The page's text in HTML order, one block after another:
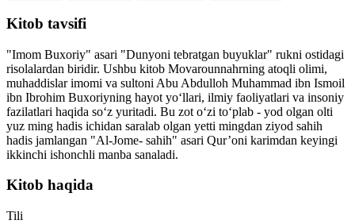
Kitob tavsifi
"Imom Buxoriy" asari "Dunyoni tebratgan buyuklar" rukni ostidagi
risolalardan biridir. Ushbu kitob Movarounnahrning atoqli olimi,
muhaddislar imomi va sultoni Abu Abdulloh Muhammad ibn Ismoil
ibn Ibrohim Buxoriyning hayot yo‘llari, ilmiy faoliyatlari va insoniy
fazilatlari haqida so‘z yuritadi. Bu zot o‘zi to‘plab - yod olgan olti
yuz ming hadis ichidan saralab olgan yetti mingdan ziyod sahih
hadis jamlangan "Al-Jome- sahih" asari Qur’oni karimdan keyingi
ikkinchi ishonchli manba sanaladi.
Kitob haqida
Tili